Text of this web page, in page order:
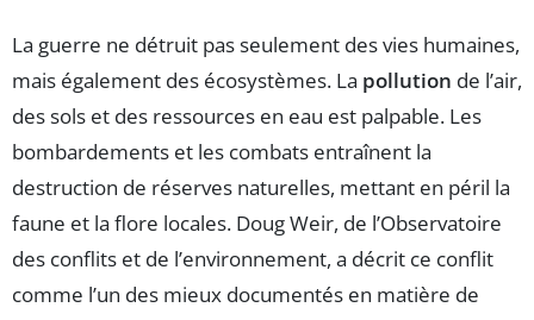
La guerre ne détruit pas seulement des vies humaines,
mais également des écosystèmes. La pollution de l’air,
des sols et des ressources en eau est palpable. Les
bombardements et les combats entraînent la
destruction de réserves naturelles, mettant en péril la
faune et la flore locales. Doug Weir, de l’Observatoire
des conflits et de l’environnement, a décrit ce conflit
comme l’un des mieux documentés en matière de